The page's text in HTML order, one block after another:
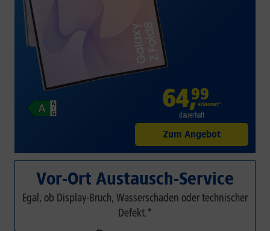
64,99
€/Monat*
dauerhaft
Zum Angebot
Vor-Ort Austausch-Service
Egal, ob Display-Bruch, Wasserschaden oder technischer
Defekt.*